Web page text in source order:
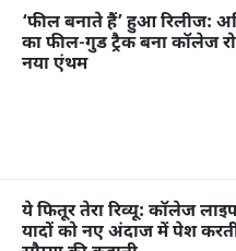
‘फील बनाते हैं’ हुआ रिलीज:
का फील-गुड ट्रैक बना कॉलेज
नया एंथम
ये फितूर तेरा रिव्यू: कॉलेज
यादों को नए अंदाज में पेश